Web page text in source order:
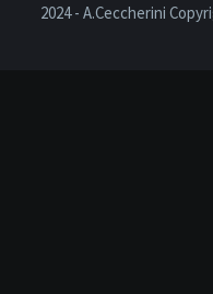
2024 - A.Ceccherini